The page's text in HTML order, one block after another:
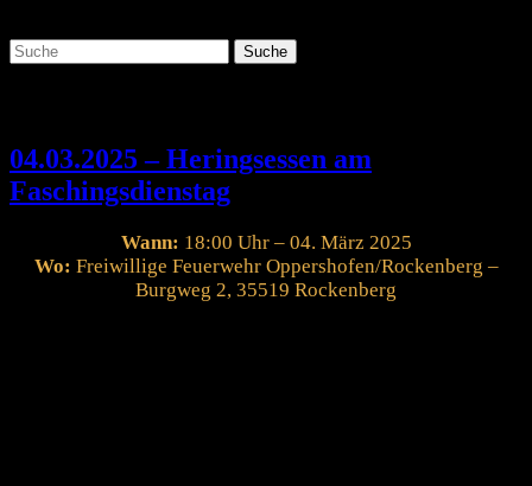
Suche
nach:
04.03.2025 – Heringsessen am
Faschingsdienstag
Wann: 18:00 Uhr – 04. März 2025
Wo: Freiwillige Feuerwehr Oppershofen/Rockenberg –
Burgweg 2, 35519 Rockenberg